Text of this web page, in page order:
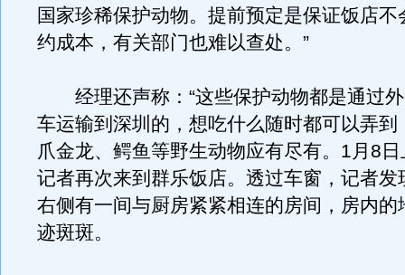
国家珍稀保护动物。提前预定是保证饭店不
约成本，有关部门也难以查处。”
经理还声称：“这些保护动物都是通过外
车运输到深圳的，想吃什么随时都可以弄到
爪金龙、鳄鱼等野生动物应有尽有。1月8
记者再次来到群乐饭店。透过车窗，记者发
右侧有一间与厨房紧紧相连的房间，房内的
迹斑斑。